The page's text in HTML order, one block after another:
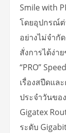
Smile with
โดยอุปกรณ์ต่
อย่างไม่จำกั
สั่งการได้ง่า
“PRO”
เรื่องสปีดแล
ประจำวันขอ
Gigatex
ระดับ